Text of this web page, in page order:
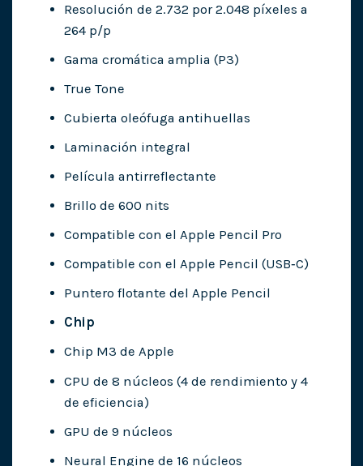
Resolución de 2.732 por 2.048 píxeles a
264 p/p
Gama cromática amplia (P3)
True Tone
Cubierta oleófuga antihuellas
Laminación integral
Película antirreflectante
Brillo de 600 nits
Compatible con el Apple Pencil Pro
Compatible con el Apple Pencil (USB‑C)
Puntero flotante del Apple Pencil
Chip
Chip M3 de Apple
CPU de 8 núcleos (4 de rendimiento y 4
de eficiencia)
GPU de 9 núcleos
Neural Engine de 16 núcleos